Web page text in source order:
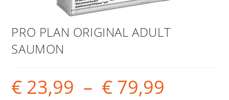
PRO PLAN ORIGINAL ADULT
SAUMON
€ 23,99 – € 79,99